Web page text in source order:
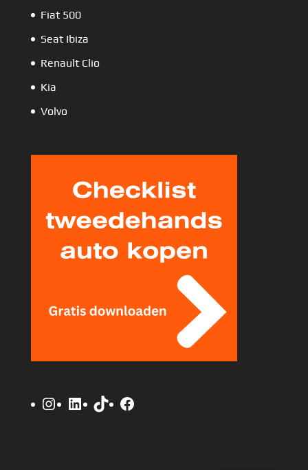
Fiat 500
Seat Ibiza
Renault Clio
Kia
Volvo
Instagram
LinkedIn
TikTokFacebook